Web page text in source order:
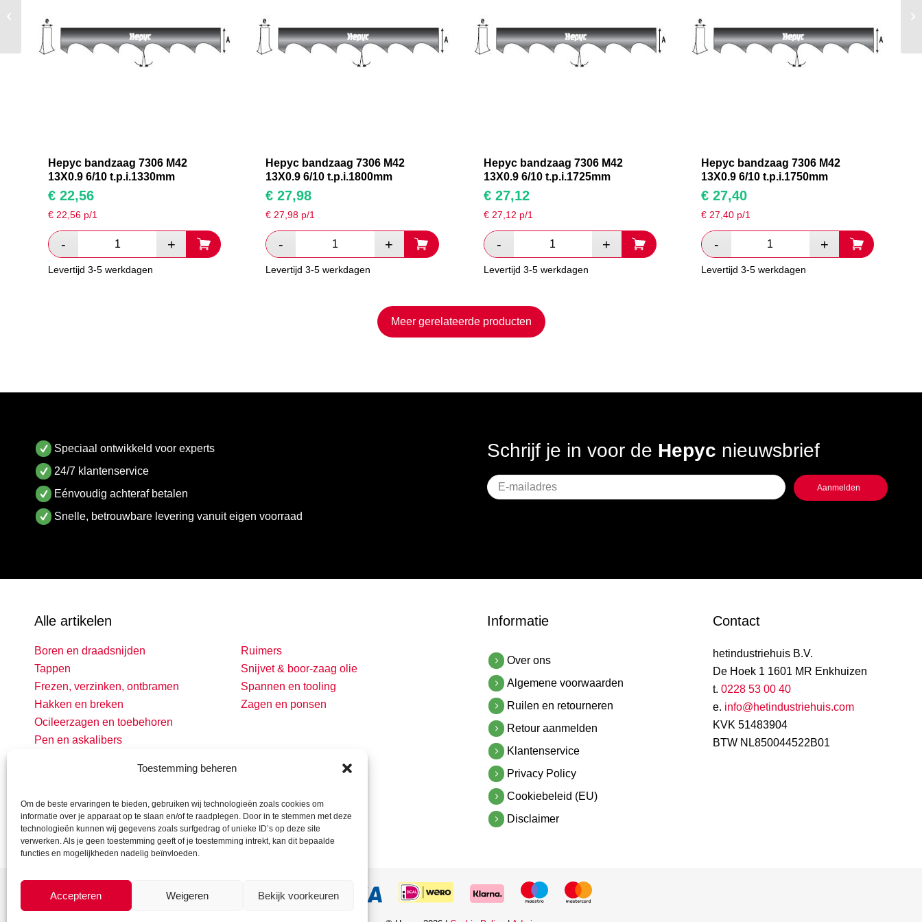
Toestemming beheren
Om de beste ervaringen te bieden, gebruiken wij technologieën zoals cookies om
informatie over je apparaat op te slaan en/of te raadplegen. Door in te stemmen met deze
technologieën kunnen wij gegevens zoals surfgedrag of unieke ID’s op deze site
verwerken. Als je geen toestemming geeft of je toestemming intrekt, kan dit bepaalde
functies en mogelijkheden nadelig beïnvloeden.
Accepteren Weigeren Bekijk voorkeuren
Hepyc bandzaag 7306 M42
13X0.9 6/10 t.p.i.1330mm
€ 22,56
€ 22,56 p/1
Levertijd 3-5 werkdagen
Hepyc bandzaag 7306 M42
13X0.9 6/10 t.p.i.1800mm
€ 27,98
€27,98 p/1
Levertijd 3-5 werkdagen
Hepyc bandzaag 7306 M42
13X0.9 6/10 t.p.i.1725mm
€27,12
€ 27,12 p/1
Levertijd 3-5 werkdagen
Hepyc bandzaag 7306 M42
13X0.9 6/10 t.p.i.1750mm
€27,40
€ 27,40p/1
Levertijd 3-5 werkdagen
Meer gerelateerde producten
Speciaal ontwikkeld voor experts
24/7 klantenservice
Eénvoudig achteraf betalen
Snelle, betrouwbare levering vanuit eigen voorraad
Schrijf je in voor de Hepyc nieuwsbrief
Geen
titel
Alle artikelen
Boren en draadsnijden
Tappen
Frezen, verzinken, ontbramen
Hakken en breken
Ocileerzagen en toebehoren
Pen en askalibers
Ruimers
Snijvet & boor-zaag olie
Spannen en tooling
Zagen en ponsen
Informatie
Over ons
Algemene voorwaarden
Ruilen en retourneren
Retour aanmelden
Klantenservice
Privacy Policy
Cookiebeleid (EU)
Disclaimer
Contact
hetindustriehuis B.V.
De Hoek 1 1601 MR Enkhuizen
t. 0228 53 00 40
e. info@hetindustriehuis.com
KVK 51483904
BTW NL850044522B01
t.p.i.1800mm